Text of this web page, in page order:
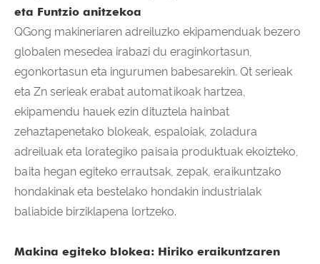
eta Funtzio anitzekoa
QGong makineriaren adreiluzko ekipamenduak bezero
globalen mesedea irabazi du eraginkortasun,
egonkortasun eta ingurumen babesarekin. Qt serieak
eta Zn serieak erabat automatikoak hartzea,
ekipamendu hauek ezin dituztela hainbat
zehaztapenetako blokeak, espaloiak, zoladura
adreiluak eta lorategiko paisaia produktuak ekoizteko,
baita hegan egiteko errautsak, zepak, eraikuntzako
hondakinak eta bestelako hondakin industrialak
baliabide birziklapena lortzeko.
Makina egiteko blokea: Hiriko eraikuntzaren